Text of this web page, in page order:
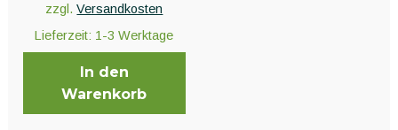
zzgl.Versandkosten
Lieferzeit: 1-3 Werktage
In den
Warenkorb